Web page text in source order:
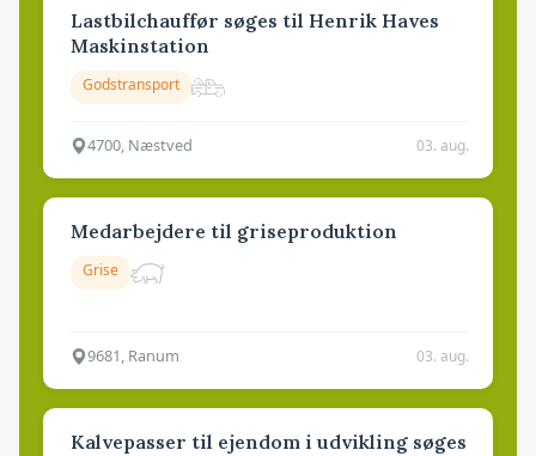
Lastbilchauffør søges til Henrik Haves
Maskinstation
Godstransport
4700, Næstved 03. aug.
Medarbejdere til griseproduktion
Grise
9681, Ranum 03. aug.
Kalvepasser til ejendom i udvikling søges